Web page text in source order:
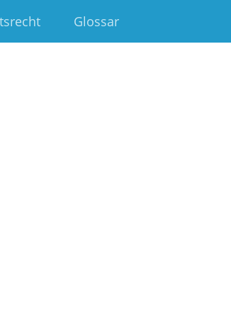
Glossar